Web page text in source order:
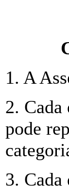
1. A
2. Cada
pode
3.